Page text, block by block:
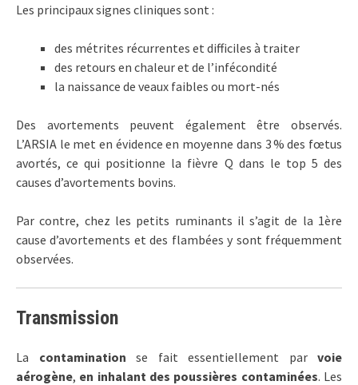
Les principaux signes cliniques sont :
des métrites récurrentes et difficiles à traiter
des retours en chaleur et de l’infécondité
la naissance de veaux faibles ou mort-nés
Des avortements peuvent également être observés.
L’ARSIA le met en évidence en moyenne dans 3 % des fœtus
avortés, ce qui positionne la fièvre Q dans le top 5 des
causes d’avortements bovins.
Par contre, chez les petits ruminants il s’agit de la 1ère
cause d’avortements et des flambées y sont fréquemment
observées.
Transmission
La contamination se fait essentiellement par voie
aérogène, en inhalant des poussières contaminées. Les